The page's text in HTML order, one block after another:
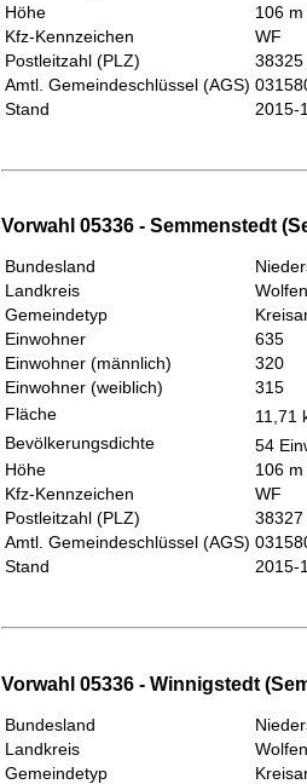
Höhe
106
Kfz-Kennzeichen
WF
Postleitzahl (PLZ)
38325
Amtl. Gemeindeschlüssel (AGS)
Stand
2015-
Vorwahl 05336 - Semmenstedt
Bundesland
Landkreis
Gemeindetyp
Einwohner
635
Einwohner (männlich)
320
Einwohner (weiblich)
315
Fläche
11,71
Bevölkerungsdichte
54
Höhe
106
Kfz-Kennzeichen
WF
Postleitzahl (PLZ)
38327
Amtl. Gemeindeschlüssel (AGS)
Stand
2015-
Vorwahl 05336 - Winnigstedt
Bundesland
Landkreis
Gemeindetyp